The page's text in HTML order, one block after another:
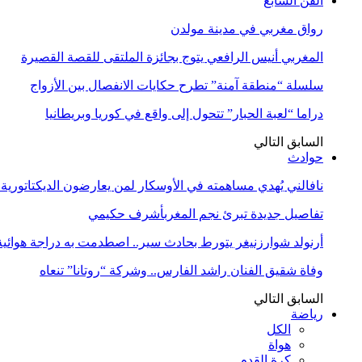
رواق مغربي في مدينة مولدن
المغربي أنيس الرافعي يتوج بجائزة الملتقى للقصة القصيرة
سلسلة “منطقة آمنة” تطرح حكايات الانفصال بين الأزواج
دراما “لعبة الحبار” تتحول إلى واقع في كوريا وبريطانيا
السابق التالي
حوادث
نافالني يُهدي مساهمته في الأوسكار لمن يعارضون
تفاصيل جديدة تبرئ نجم المغربأشرف حكيمي
أرنولد شوارزنيغر يتورط بحادث سير.. اصطدمت به دراجة
وفاة شقيق الفنان راشد الفارس.. وشركة “روتانا” تنعاه
السابق التالي
رياضة
الكل
هواة